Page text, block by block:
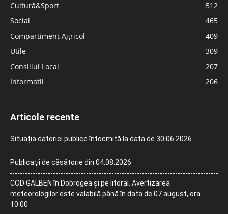
Cultură&Sport
512
Social
465
Compartiment Agricol
409
Utile
309
Consiliul Local
207
Informatii
206
Articole recente
Situația datoriei publice întocmită la data de 30.06.2026
Publicații de căsătorie din 04.08.2026
COD GALBEN în Dobrogea și pe litoral. Avertizarea
meteorologilor este valabilă până în data de 07 august, ora
10:00